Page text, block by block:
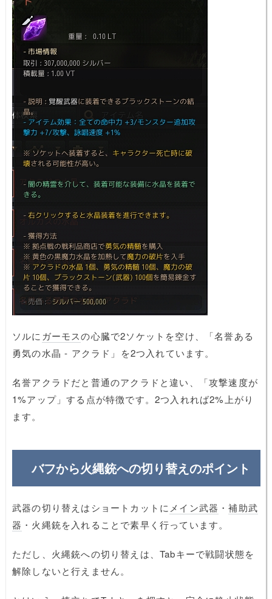
ソルに ガーモスの心臓で2ソケットを空け、「名誉ある
勇気の水晶 - アクラド」を2つ入れています。
名誉アクラドだと普通のアクラドと違い、「攻撃速度が
1%アップ」する点が特徴です。2つ入れれば2%上がり
ます。
バフから火縄銃への切り替えのポイント
武器の切り替えはショートカットにメイン武器 ・補助武
器 ・火縄銃を入れることで素早く行っています。
ただし、火縄銃への切り替えは、Tabキーで戦闘状態を
解除しないと行えません。